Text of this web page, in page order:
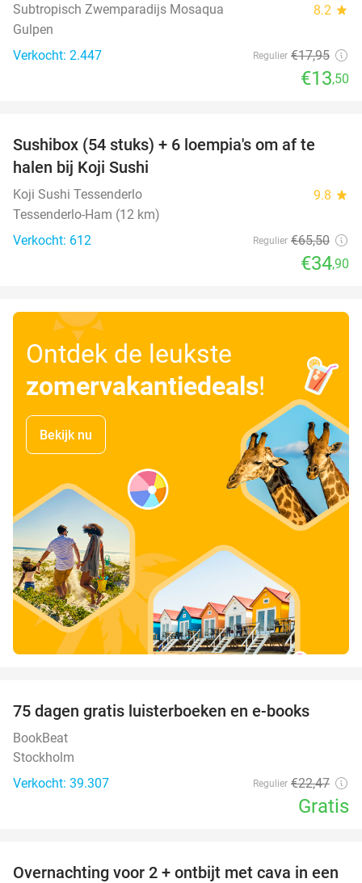
Subtropisch Zwemparadijs Mosaqua 8.2 star
Gulpen
Verkocht: 2.447
Regulier €17,95
€13,50
47%
Sushibox (54 stuks) + 6 loempia's om af te
halen bij Koji Sushi
Koji Sushi Tessenderlo 9.8 star
Tessenderlo-Ham (12 km)
Verkocht: 612
Regulier €65,50
€34,90
Ontdek de leukste
zomervakantiedeals!
Bekijk nu
75 dagen gratis luisterboeken en e-books
BookBeat
Stockholm
Verkocht: 39.307
Regulier €22,47
Gratis
Overnachting voor 2 + ontbijt met cava in een